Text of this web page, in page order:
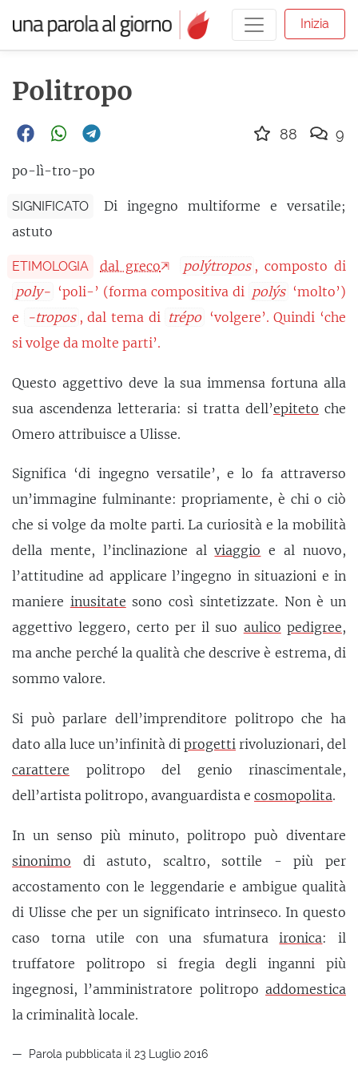
Inizia
Politropo
po-lì-tro-po
SIGNIFICATO
Di ingegno multiforme e versatile;
astuto
ETIMOLOGIA dal greco polýtropos , composto di
poly- ‘poli-’ (forma compositiva di polýs ‘molto’)
e
-tropos , dal tema di trépo ‘volgere’. Quindi ‘che
si volge da molte parti’.
Questo aggettivo deve la sua immensa fortuna alla
sua ascendenza letteraria: si tratta dell’epiteto che
Omero attribuisce a Ulisse.
Significa ‘di ingegno versatile’, e lo fa attraverso
un’immagine fulminante: propriamente, è chi o ciò
che si volge da molte parti. La curiosità e la mobilità
della mente, l’inclinazione alviaggio e al nuovo,
l’attitudine ad applicare l’ingegno in situazioni e in
maniere inusitate sono così sintetizzate. Non è un
aggettivo leggero, certo per il suo aulico pedigree,
ma anche perché la qualità che descrive è estrema, di
sommo valore.
Si può parlare dell’imprenditore politropo che ha
dato alla luce un’infinità di progetti rivoluzionari, del
carattere politropo del genio rinascimentale,
dell’artista politropo, avanguardista e cosmopolita.
In un senso più minuto, politropo può diventare
sinonimo di astuto, scaltro, sottile - più per
accostamento con le leggendarie e ambigue qualità
di Ulisse che per un significato intrinseco. In questo
caso torna utile con una sfumaturaironica: il
truffatore politropo si fregia degli inganni più
ingegnosi, l’amministratore politropo addomestica
la criminalità locale.
Parola pubblicata il 23 Luglio 2016
88 9